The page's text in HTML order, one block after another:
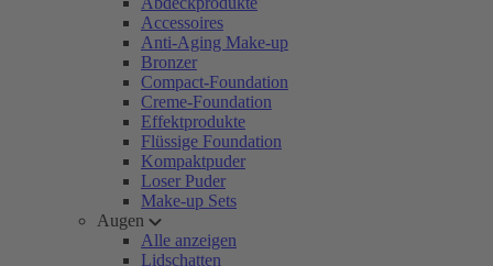
Accessoires
Anti-Aging Make-up
Bronzer
Compact-Foundation
Creme-Foundation
Effektprodukte
Flüssige Foundation
Kompaktpuder
Loser Puder
Make-up Sets
Augen
Alle anzeigen
Lidschatten